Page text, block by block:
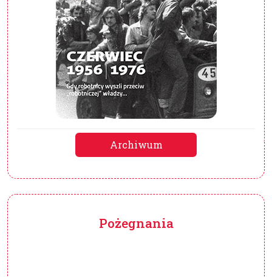
Archiwum
Pożegnania